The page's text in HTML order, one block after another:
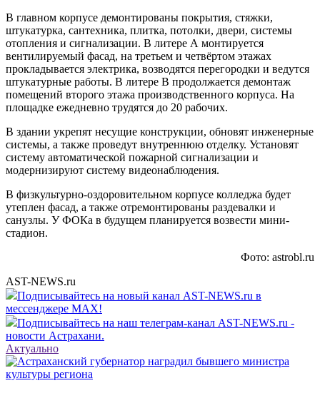
В главном корпусе демонтированы покрытия, стяжки,
штукатурка, сантехника, плитка, потолки, двери, системы
отопления и сигнализации. В литере А монтируется
вентилируемый фасад, на третьем и четвёртом этажах
прокладывается электрика, возводятся перегородки и ведутся
штукатурные работы. В литере В продолжается демонтаж
помещений второго этажа производственного корпуса. На
площадке ежедневно трудятся до 20 рабочих.
В здании укрепят несущие конструкции, обновят инженерные
системы, а также проведут внутреннюю отделку. Установят
систему автоматической пожарной сигнализации и
модернизируют систему видеонаблюдения.
В физкультурно-оздоровительном корпусе колледжа будет
утеплен фасад, а также отремонтированы раздевалки и
санузлы. У ФОКа в будущем планируется возвести мини-
стадион.
Фото: astrobl.ru
AST-NEWS.ru
Подписывайтесь на новый канал AST-NEWS.ru в
мессенджере MAX!
Подписывайтесь на наш телеграм-канал AST-NEWS.ru -
новости Астрахани.
Актуально